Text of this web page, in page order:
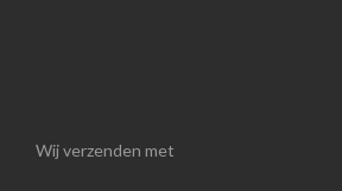
Wij verzenden met